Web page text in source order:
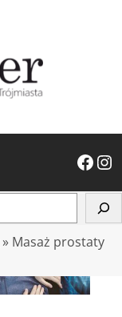
Facebook Instagram
» Masaż prostaty